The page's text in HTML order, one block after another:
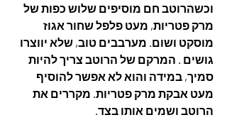
וכשהרוטב חם מוסיפים שלוש כפות של
מרק פטריות, מעט פלפל שחור אגוז
מוסקט ושום. מערבבים טוב, שלא יווצרו
גושים . המרקם של הרוטב צריך להיות
סמיך, במידה והוא לא אפשר להוסיף
מעט אבקת מרק פטריות. מקררים את
הרוטב ושמים אותו בצד.